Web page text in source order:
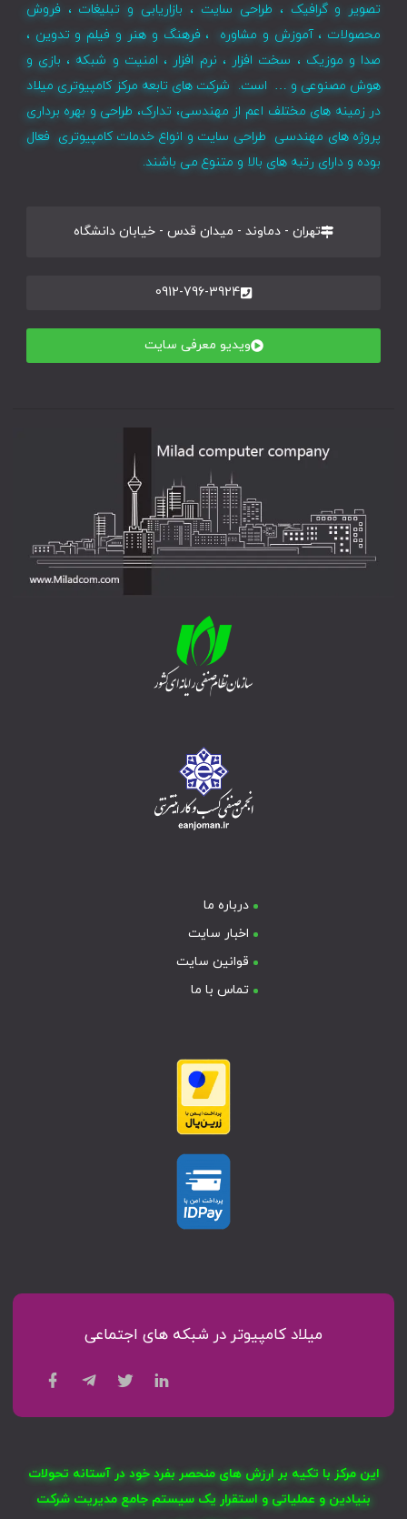
تصویر و گرافیک ، طراحی سایت ، بازاریابی و تبلیغات ، فروش
محصولات ، آموزش و مشاوره ، فرهنگ و هنر و فیلم و تدوین ،
صدا و موزیک ، سخت افزار ، نرم افزار ، امنیت و شبکه ، بازی و
هوش مصنوعی و … است. شرکت های تابعه مرکز کامپیوتری میلاد
در زمینه های مختلف اعم از مهندسی، تدارک، طراحی و بهره برداری
پروژه های مهندسی طراحی سایت و انواع خدمات کامپیوتری فعال
بوده و دارای رتبه های بالا و متنوع می باشند.
تهران - دماوند - میدان قدس - خیابان دانشگاه
0912-796-3924
ویدیو معرفی سایت
درباره ما
اخبار سایت
قوانین سایت
تماس با ما
میلاد کامپیوتر در شبکه های اجتماعی
این مرکز با تکیه بر ارزش های منحصر بفرد خود در آستانه تحولات
بنیادین و عملیاتی و استقرار یک سیستم جامع مدیریت شرکت